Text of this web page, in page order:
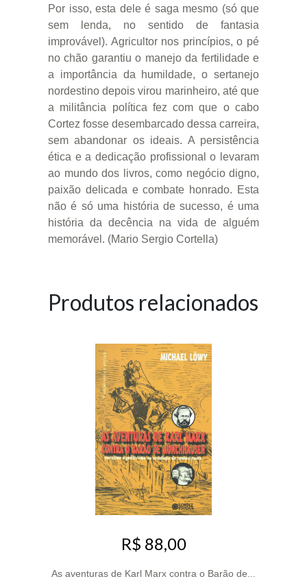
Por isso, esta dele é saga mesmo (só que
sem lenda, no sentido de fantasia
improvável). Agricultor nos princípios, o pé
no chão garantiu o manejo da fertilidade e
a importância da humildade, o sertanejo
nordestino depois virou marinheiro, até que
a militância política fez com que o cabo
Cortez fosse desembarcado dessa carreira,
sem abandonar os ideais. A persistência
ética e a dedicação profissional o levaram
ao mundo dos livros, como negócio digno,
paixão delicada e combate honrado. Esta
não é só uma história de sucesso, é uma
história da decência na vida de alguém
memorável. (Mario Sergio Cortella)
Produtos relacionados
R$ 88,00
As aventuras de Karl Marx contra o Barão de...